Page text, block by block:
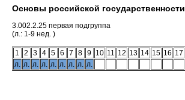
Основы российской государственности
3.002.2.25 первая подгруппа
(л.: 1-9 нед. )
1 2 3 4 5 6 7 8 9 10 11 12 13 14 15 16 17
л. л. л. л. л. л. л. л. л.